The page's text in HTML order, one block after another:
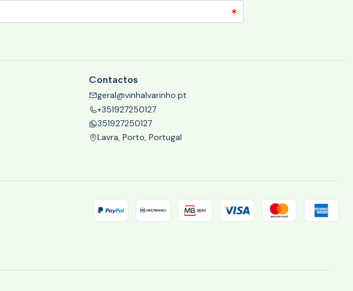
Contactos
geral@vinhalvarinho.pt
+351927250127
351927250127
Lavra, Porto, Portugal